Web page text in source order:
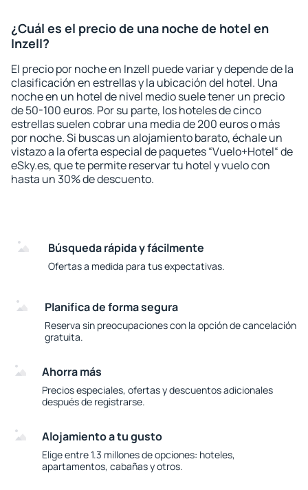
¿Cuál es el precio de una noche de hotel en
Inzell?
El precio por noche en Inzell puede variar y depende de la
clasificación en estrellas y la ubicación del hotel. Una
noche en un hotel de nivel medio suele tener un precio
de 50-100 euros. Por su parte, los hoteles de cinco
estrellas suelen cobrar una media de 200 euros o más
por noche. Si buscas un alojamiento barato, échale un
vistazo a la oferta especial de paquetes “Vuelo+Hotel“ de
eSky.es, que te permite reservar tu hotel y vuelo con
hasta un 30% de descuento.
Búsqueda rápida y fácilmente
Ofertas a medida para tus expectativas.
Planifica de forma segura
Reserva sin preocupaciones con la opción de cancelación
gratuita.
Ahorra más
Precios especiales, ofertas y descuentos adicionales
después de registrarse.
Alojamiento a tu gusto
Elige entre 1.3 millones de opciones: hoteles,
apartamentos, cabañas y otros.